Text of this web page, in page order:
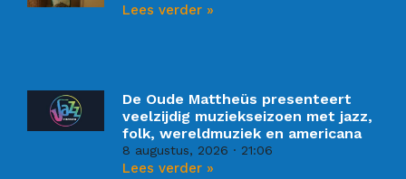
Lees verder »
De Oude Mattheüs presenteert
veelzijdig muziekseizoen met jazz,
folk, wereldmuziek en americana
8 augustus, 2026 21:06
Lees verder »